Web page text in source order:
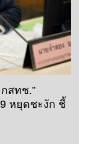
สทช.”
หยุดชะงัก ชี้